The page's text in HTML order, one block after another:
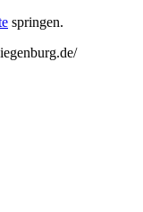
springen.